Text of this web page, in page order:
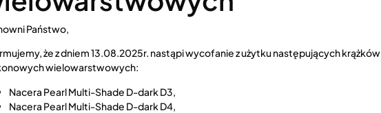
i powiedz, dlaczego to Ty sprzedasz
Doświadczenie w latach
Państwo,
że z dniem 13.08.2025r. nastąpi wycofanie z użytku następujących krążków
wielowarstwowych:
Nacera Pearl Multi-Shade D-dark D3,
Nacera Pearl Multi-Shade D-dark D4,